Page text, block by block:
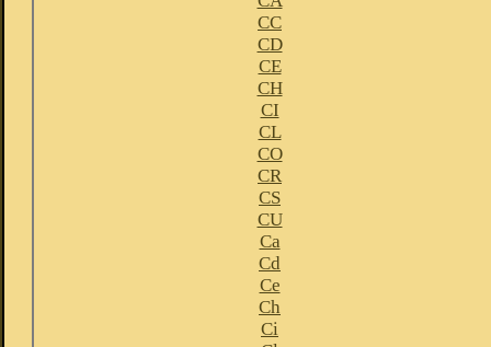
CC
CD
CE
CH
CI
CL
CO
CR
CS
CU
Ca
Cd
Ce
Ch
Ci